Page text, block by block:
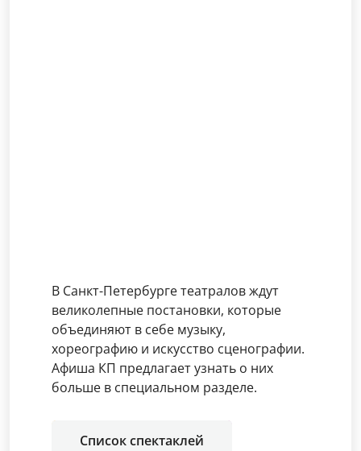
В Санкт-Петербурге театралов ждут
великолепные постановки, которые
объединяют в себе музыку,
хореографию и искусство сценографии.
Афиша КП предлагает узнать о них
больше в специальном разделе.
Список спектаклей